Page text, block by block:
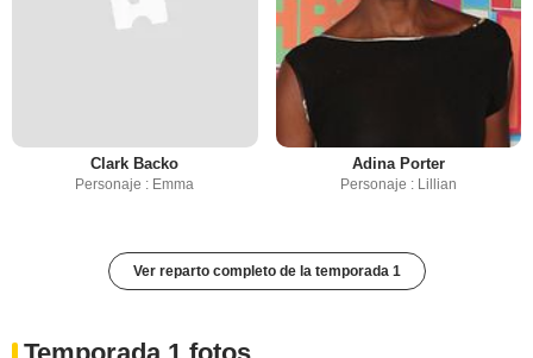
Clark Backo
Personaje : Emma
Adina Porter
Personaje : Lillian
Ver reparto completo de la temporada 1